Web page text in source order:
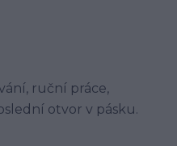
ruční práce,
otvor v pásku.